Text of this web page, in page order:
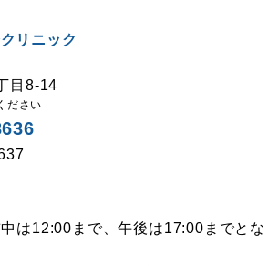
目8-14
ださい
は12:00まで、午後は17:00までとな